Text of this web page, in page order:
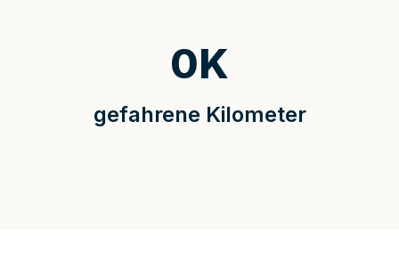
gefahrene Kilometer
0K